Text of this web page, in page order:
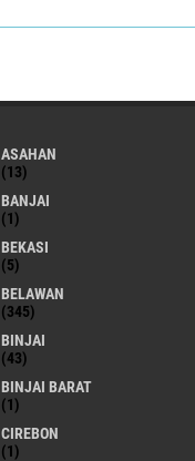
ASAHAN
(13)
BANJAI
(1)
BEKASI
(5)
BELAWAN
(345)
BINJAI
(43)
BINJAI BARAT
(1)
CIREBON
(1)